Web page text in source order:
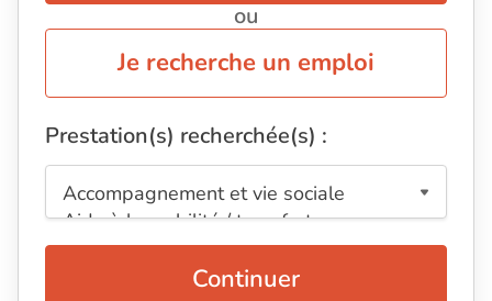
ou
Je recherche un emploi
Prestation(s) recherchée(s) :
Continuer